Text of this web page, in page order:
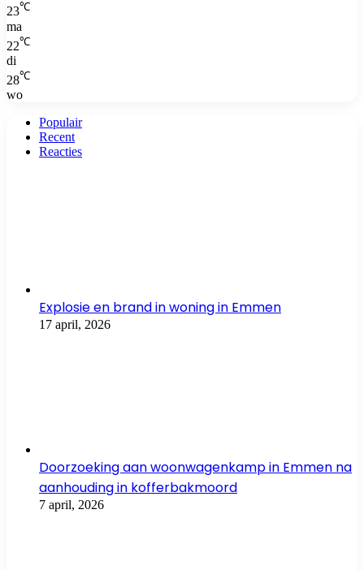
23℃
ma
22℃
di
28℃
wo
Populair
Recent
Reacties
Explosie en brand in woning in Emmen
17 april, 2026
Doorzoeking aan woonwagenkamp in Emmen na
aanhouding in kofferbakmoord
7 april, 2026